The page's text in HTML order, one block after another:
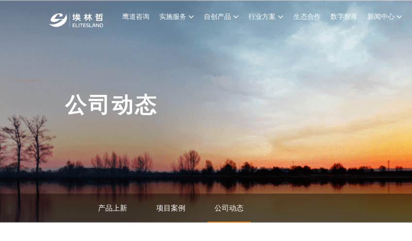
鹰道咨询 实施服务 自创产品 行业方案 生态合作 数字智库 新闻中心
公司动态
产品上新 项目案例 公司动态